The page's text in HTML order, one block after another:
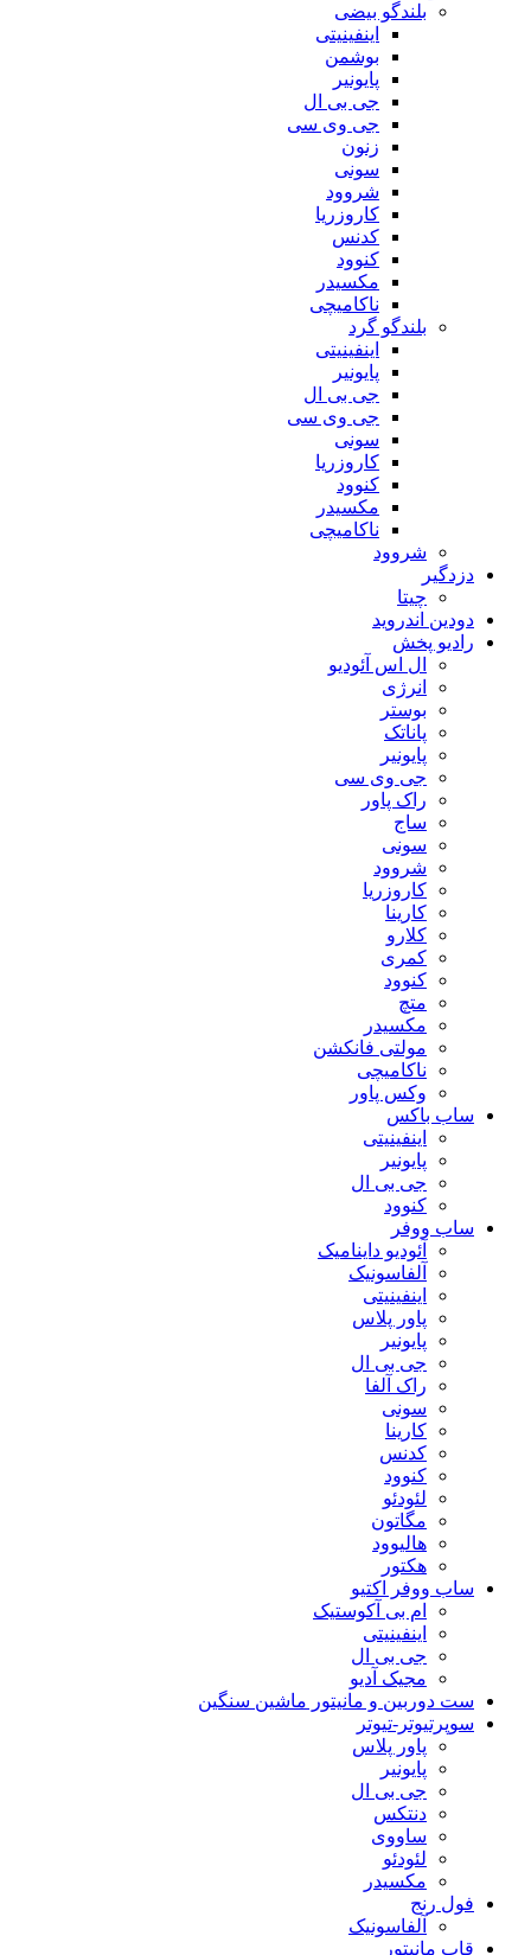
بلندگو بیضی
اینفینیتی
بوشمن
پایونیر
جی بی ال
جی وی سی
زنون
سونی
شروود
کاروزریا
کدنس
کنوود
مکسیدر
ناکامیچی
بلندگو گرد
اینفینیتی
پایونیر
جی بی ال
جی وی سی
سونی
کاروزریا
کنوود
مکسیدر
ناکامیچی
شروود
دزدگیر
چیتا
دودین اندروید
رادیو پخش
ال اس آئودیو
انرژی
بوستر
پاناتک
پایونیر
جی وی سی
راک پاور
ساج
سونی
شروود
کاروزریا
کارینا
کلارو
کمری
کنوود
متچ
مکسیدر
مولتی فانکشن
ناکامیچی
وکس پاور
ساب باکس
اینفینیتی
پایونیر
جی بی ال
کنوود
ساب ووفر
آئودیو داینامیک
آلفاسونیک
اینفینیتی
پاور پلاس
پایونیر
جی بی ال
راک آلفا
سونی
کارینا
کدنس
کنوود
لئودئو
مگاتون
هالیوود
هکتور
ساب ووفر اکتیو
ام بی آکوستیک
اینفینیتی
جی بی ال
مجیک آدیو
ست دوربین و مانیتور ماشین سنگین
سوپرتیوتر-تیوتر
پاور پلاس
پایونیر
جی بی ال
دنتکس
ساووی
لئودئو
مکسیدر
فول رنج
آلفاسونیک
قاب مانیتور